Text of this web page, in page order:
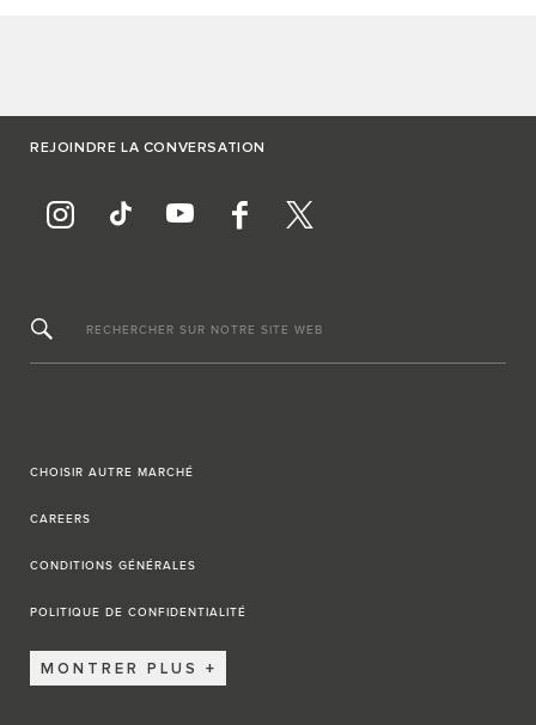
REJOINDRE LA CONVERSATION
RECHERCHER SUR NOTRE SITE WEB
CHOISIR AUTRE MARCHÉ
CAREERS
CONDITIONS GÉNÉRALES
POLITIQUE DE CONFIDENTIALITÉ
MONTRER PLUS